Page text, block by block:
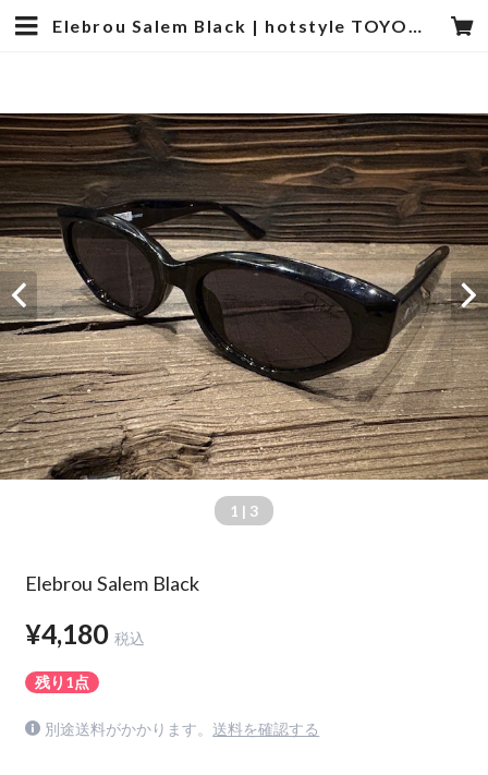
Elebrou Salem Black | hotstyle TOYOOKA
1 | 3
Elebrou Salem Black
¥4,180 税込
残り1点
別途送料がかかります。 送料を確認する